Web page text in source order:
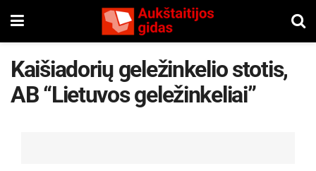
Kaišiadorių geležinkelio stotis,
AB “Lietuvos geležinkeliai”